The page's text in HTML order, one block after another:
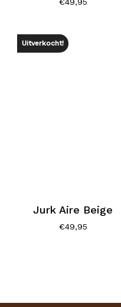
€49,95
Uitverkocht!
Jurk Aire Beige
€49,95